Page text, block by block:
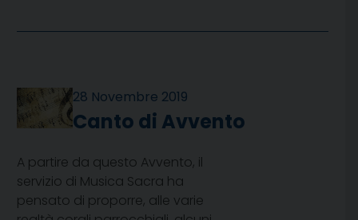
28 Novembre 2019
Canto di Avvento
A partire da questo Avvento, il
servizio di Musica Sacra ha
pensato di proporre, alle varie